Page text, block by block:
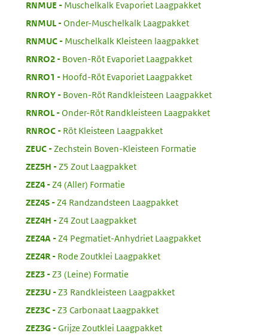
RNMUE
Muschelkalk Evaporiet Laagpakket
RNMUL
Onder-Muschelkalk Laagpakket
RNMUC:
Muschelkalk Kleisteen laagpakket
RNRO2:
Boven-Röt Evaporiet Laagpakket
RNRO1
Hoofd-Röt Evaporiet Laagpakket
RNROY:
Boven-Röt Randkleisteen Laagpakket
RNROL
Onder-Röt Randkleisteen Laagpakket
RNROC:
Röt Kleisteen Laagpakket
ZEUC:
Zechstein Boven-Kleisteen Formatie
ZEZ5H
Z5 Zout Laagpakket
ZEZ4:
Z4 (Aller) Formatie
ZEZ4S:
Z4 Randzandsteen Laagpakket
ZEZ4H
Z4 Zout Laagpakket
ZEZ4A
Z4 Pegmatiet-Anhydriet Laagpakket
ZEZ4R:
Rode Zoutklei Laagpakket
ZEZ3:
Z3 (Leine) Formatie
ZEZ3U:
Z3 Randkleisteen Laagpakket
ZEZ3C:
Z3 Carbonaat Laagpakket
ZEZ3G:
Grijze Zoutklei Laagpakket